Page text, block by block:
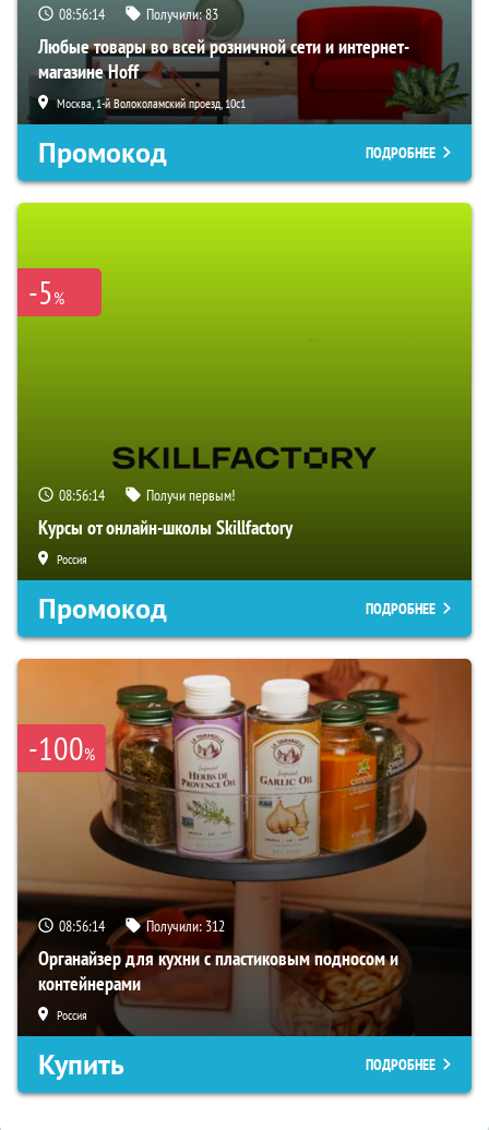
08:56:12 Получили:83
Любые товары во всей розничной сети и интернет-
магазине Hoff
Москва, 1-й Волоколамский проезд, 10с1
Промокод ПОДРОБНЕЕ
-5%
08:56:12 Получи первым!
Курсы от онлайн-школы Skillfactory
Россия
Промокод ПОДРОБНЕЕ
-100%
08:56:12 Получили: 312
Органайзер для кухни с пластиковым подносом и
контейнерами
Россия
Купить ПОДРОБНЕЕ